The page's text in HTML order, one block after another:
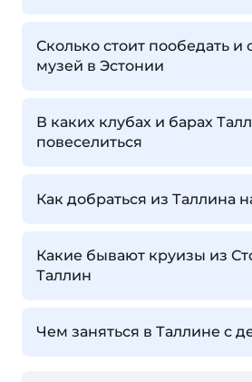
Сколько стоит пообедать и
музей в Эстонии
В каких клубах и барах
повеселиться
Как добраться из Таллина
Какие бывают круизы из
Таллин
Чем заняться в Таллине с